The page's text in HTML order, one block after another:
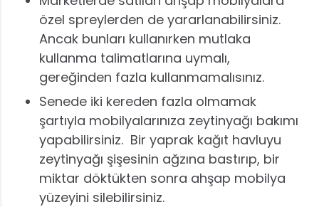
özel spreylerden de yararlanabilirsiniz.
Ancak bunları kullanırken mutlaka
kullanma talimatlarına uymalı,
gereğinden fazla kullanmamalısınız.
Senede iki kereden fazla olmamak
şartıyla mobilyalarınıza zeytinyağı bakımı
yapabilirsiniz. Bir yaprak kağıt havluyu
zeytinyağı şişesinin ağzına bastırıp, bir
miktar döktükten sonra ahşap mobilya
yüzeyini silebilirsiniz.